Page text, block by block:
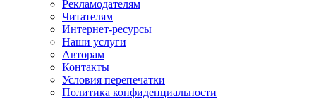
Рекламодателям
Читателям
Интернет-ресурсы
Наши услуги
Авторам
Контакты
Условия перепечатки
Политика конфиденциальности